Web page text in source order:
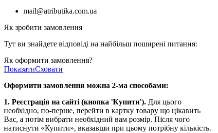
mail@atributika.com.ua
Як зробити замовлення
Тут ви знайдете відповіді на найбільш поширені питання:
Як оформити замовлення?
ПоказатиСховати
Оформити замовлення можна 2-ма способами:
1. Реєстрація на сайті (кнопка 'Купити'). Для цього
необхідно, по-перше, перейти в картку товару що цікавить
Вас, а потім вибрати необхідний вам розмір. Після чого
натиснути «Купити», вказавши при цьому потрібну кількість.